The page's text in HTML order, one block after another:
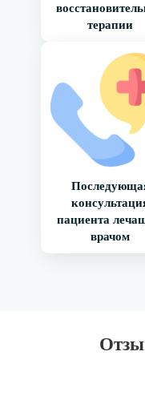
терапии
пациента
врачом